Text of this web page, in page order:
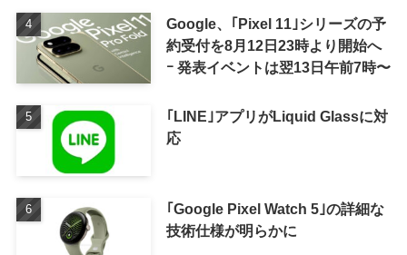
Google、｢Pixel 11｣シリーズの予
約受付を8月12日23時より開始へ
ｰ 発表イベントは翌13日午前7時〜
｢LINE｣アプリがLiquid Glassに対
応
｢Google Pixel Watch 5｣の詳細な
技術仕様が明らかに